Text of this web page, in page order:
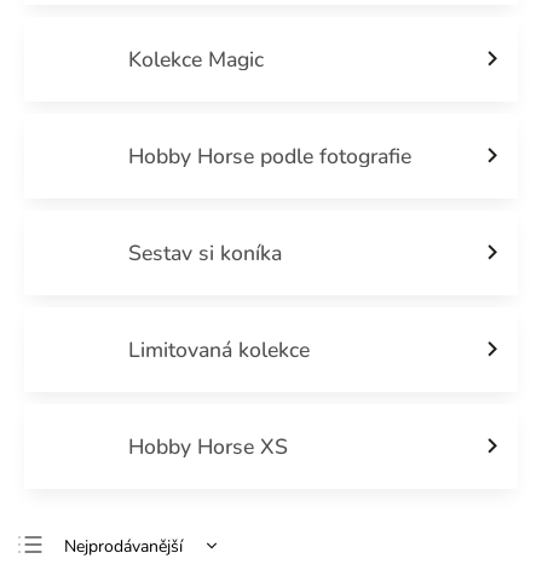
Kolekce Magic
Hobby Horse podle fotografie
Sestav si koníka
Limitovaná kolekce
Hobby Horse XS
Nejprodávanější